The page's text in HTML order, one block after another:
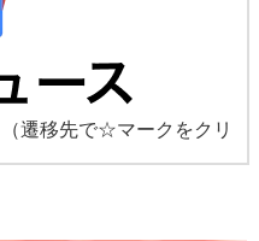
（遷移先で☆マークをクリ